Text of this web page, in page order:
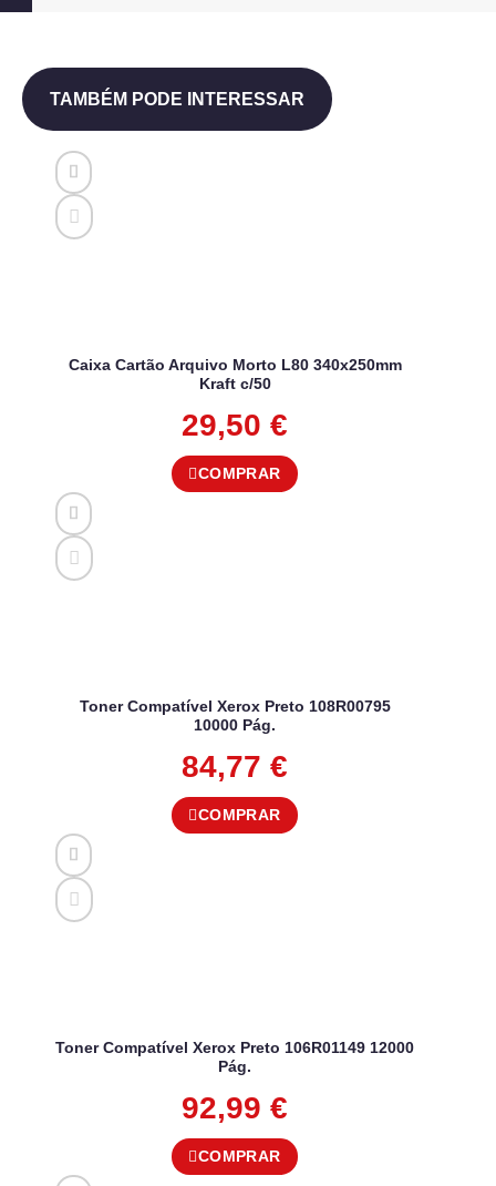
TAMBÉM PODE INTERESSAR
Caixa Cartão Arquivo Morto L80 340x250mm
Kraft c/50
29,50 €
COMPRAR
Toner Compatível Xerox Preto 108R00795
10000 Pág.
84,77 €
COMPRAR
Toner Compatível Xerox Preto 106R01149 12000
Pág.
92,99 €
COMPRAR